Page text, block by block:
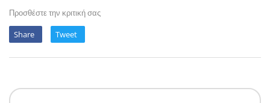
Προσθέστε την κριτική σας
Share
Tweet